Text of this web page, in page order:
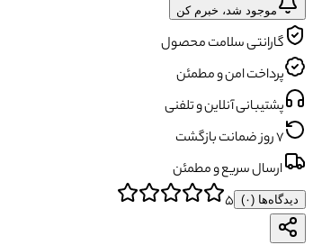
موجود شد، خبرم کن
گارانتی سلامت محصول
پرداخت امن و مطمئن
پشتیبانی آنلاین و تلفنی
۷ روز ضمانت بازگشت
ارسال سریع و مطمئن
دیدگاه‌ها (۰) ۵